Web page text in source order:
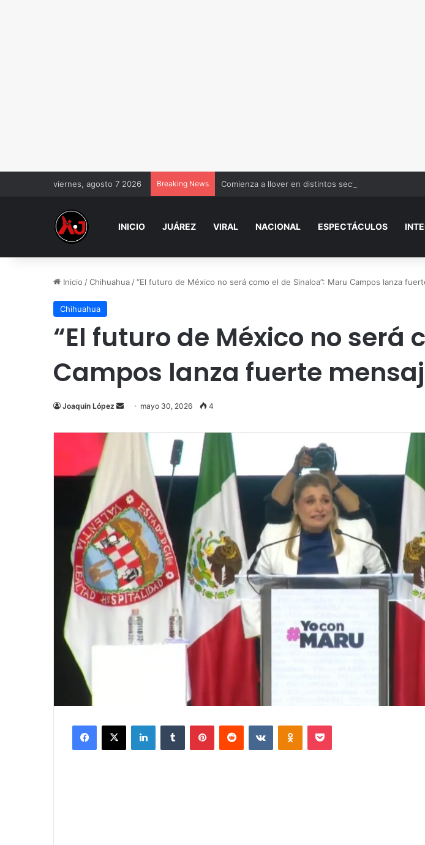
viernes, agosto 7 2026 Breaking News Comienza a llover en distintos sectores de Juárez
INICIO JUÁREZ VIRAL NACIONAL ESPECTÁCULOS
Inicio /Chihuahua /“El futuro de México no será como el de Sinaloa”: Maru Campos lanza
Chihuahua
“El futuro de México no será
Campos lanza fuerte
Joaquín López
Send
email
mayo 30, 2026 4
Facebook
X LinkedInTumblr PinterestReddit VKontakteOdnoklassniki
Pocket